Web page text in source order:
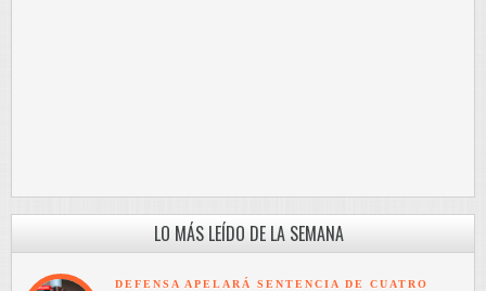
LO MÁS LEÍDO DE LA SEMANA
DEFENSA APELARÁ SENTENCIA DE CUATRO